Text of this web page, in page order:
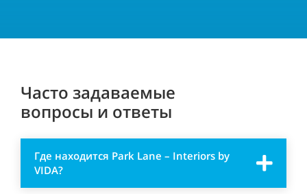
Часто задаваемые
вопросы и ответы
Где находится Park Lane – Interiors by
VIDA?